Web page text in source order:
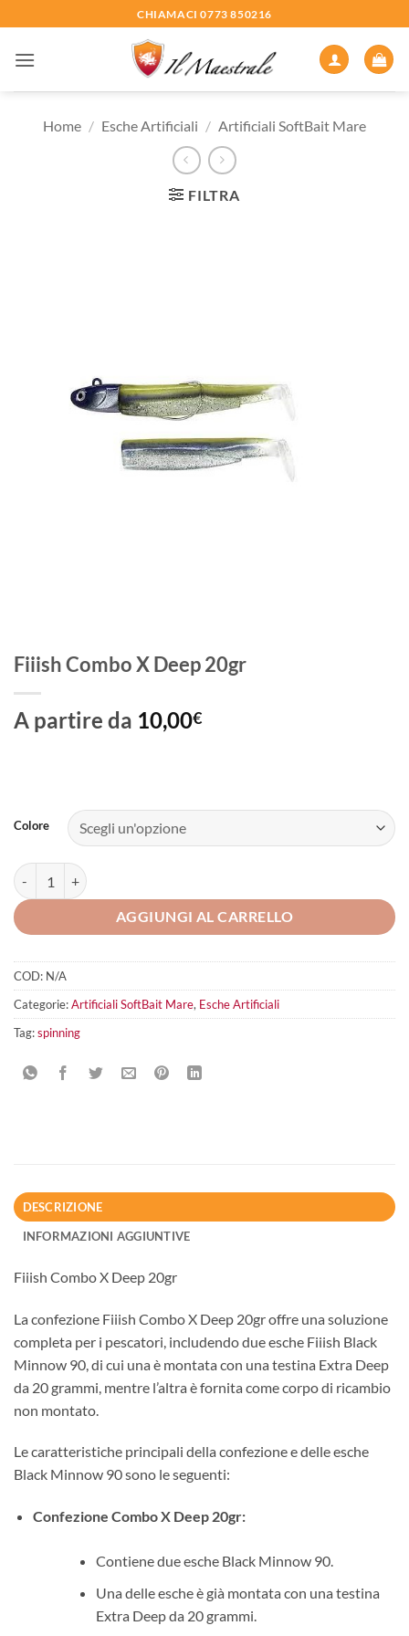
ai
contenuti
CHIAMACI 0773 850216
Home / Esche Artificiali / Artificiali SoftBait Mare
FILTRA
Fiiish Combo X Deep 20gr
A partire da 10,00€
Colore
Fiiish Combo X Deep 20gr quantità
AGGIUNGI AL CARRELLO
COD: N/A
Categorie:Artificiali SoftBait Mare, Esche Artificiali
Tag:spinning
DESCRIZIONE
INFORMAZIONI AGGIUNTIVE
Fiiish Combo X Deep 20gr
La confezione Fiiish Combo X Deep 20gr offre una soluzione
completa per i pescatori, includendo due esche Fiiish Black
Minnow 90, di cui una è montata con una testina Extra Deep
da 20 grammi, mentre l’altra è fornita come corpo di ricambio
non montato.
Le caratteristiche principali della confezione e delle esche
Black Minnow 90 sono le seguenti:
Confezione Combo X Deep 20gr:
Contiene due esche Black Minnow 90.
Una delle esche è già montata con una testina
Extra Deep da 20 grammi.